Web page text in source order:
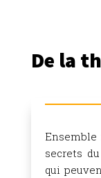
De la
Ensemble
secrets
qui